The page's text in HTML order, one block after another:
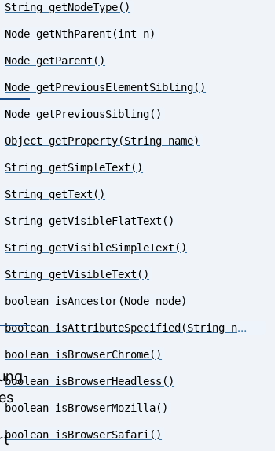
String getNodeType()
Node getNthParent(int n)
Node getParent()
Node getPreviousElementSibling()
Node getPreviousSibling()
Object getProperty(String name)
String getSimpleText()
String getText()
String getVisibleFlatText()
String getVisibleSimpleText()
String getVisibleText()
boolean isAncestor(Node node)
boolean isAttributeSpecified(String name)
boolean isBrowserChrome()
boolean isBrowserHeadless()
boolean isBrowserMozilla()
boolean isBrowserSafari()